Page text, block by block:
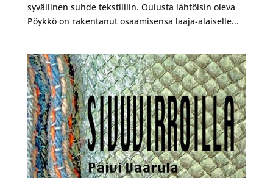
syvällinen suhde tekstiiliin. Oulusta lähtöisin oleva
Pöykkö on rakentanut osaamisensa laaja-alaiselle...